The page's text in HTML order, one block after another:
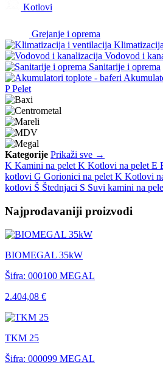
Kotlovi
Grejanje i oprema
Vodovod i
Sanitarije i oprema
P Pelet
Kategorije Prikaži sve →
K Kamini na pelet K Kotlovi na pelet E
kotlovi G Gorionici na pelet K Kotlovi
kotlovi Š Štednjaci S Suvi kamini na
Najprodavaniji proizvodi
BIOMEGAL 35kW
Šifra: 000100 MEGAL
2.404,08 €
TKM 25
Šifra: 000099 MEGAL